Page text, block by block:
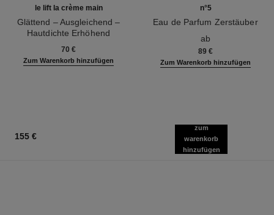
le lift la crème main
Glättend – Ausgleichend –
Hautdichte Erhöhend
70 €
Zum Warenkorb hinzufügen
n°5
Eau de Parfum Zerstäuber
ab
89 €
Zum Warenkorb hinzufügen
155 €
zum
warenkorb
hinzufügen